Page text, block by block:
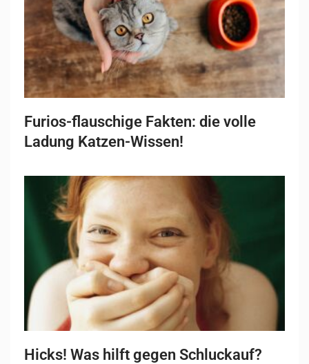
Furios-flauschige Fakten: die volle
Ladung Katzen-Wissen!
Hicks! Was hilft gegen Schluckauf?